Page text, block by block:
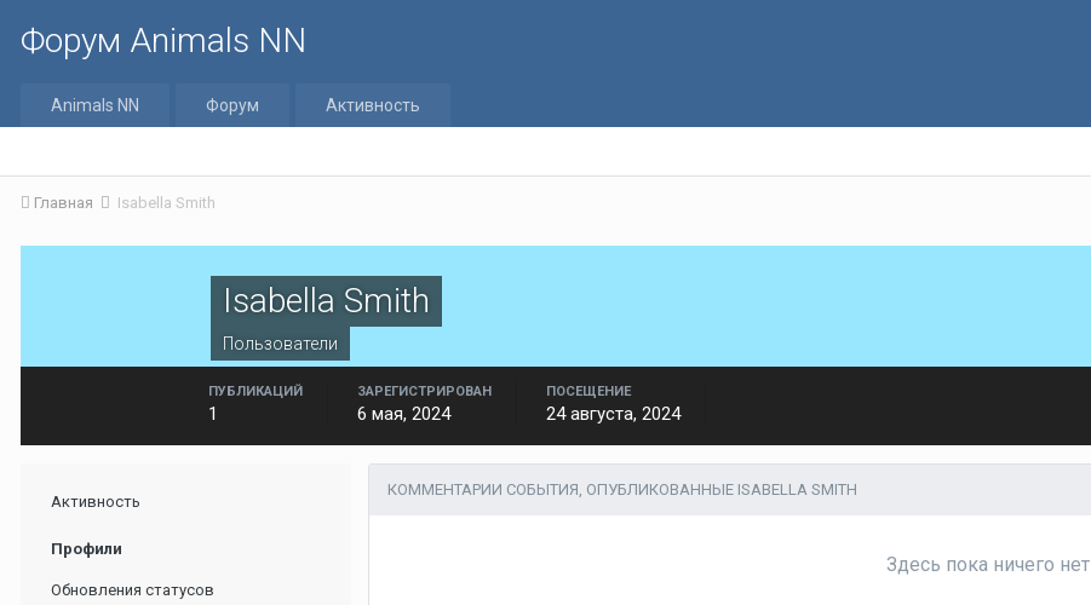
Форум Animals NN
Animals NN Форум Активность
Главная Isabella Smith
Isabella Smith
Пользователи
ПУБЛИКАЦИЙ
1
ЗАРЕГИСТРИРОВАН
6 мая, 2024
ПОСЕЩЕНИЕ
24 августа, 2024
Активность
Профили
Обновления статусов
КОММЕНТАРИИ СОБЫТИЯ, ОПУБЛИКОВАННЫЕ ISABELLA SMITH
Здесь пока ничего нет